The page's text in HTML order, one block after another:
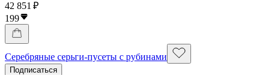
42 851 ₽
199
Серебряные серьги-пусеты с рубинами
Подписаться